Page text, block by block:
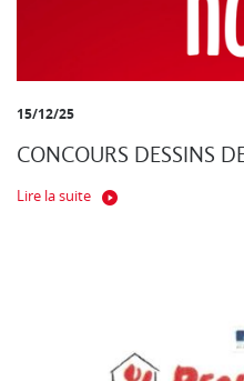
15/12/25
CONCOURS DESSINS
Lire la suite